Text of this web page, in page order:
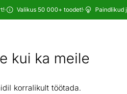
kui ka meile
korralikult töötada.
· Valikus 50 000+ toodet!· Paindlikud
TV kinnitus 13“ –